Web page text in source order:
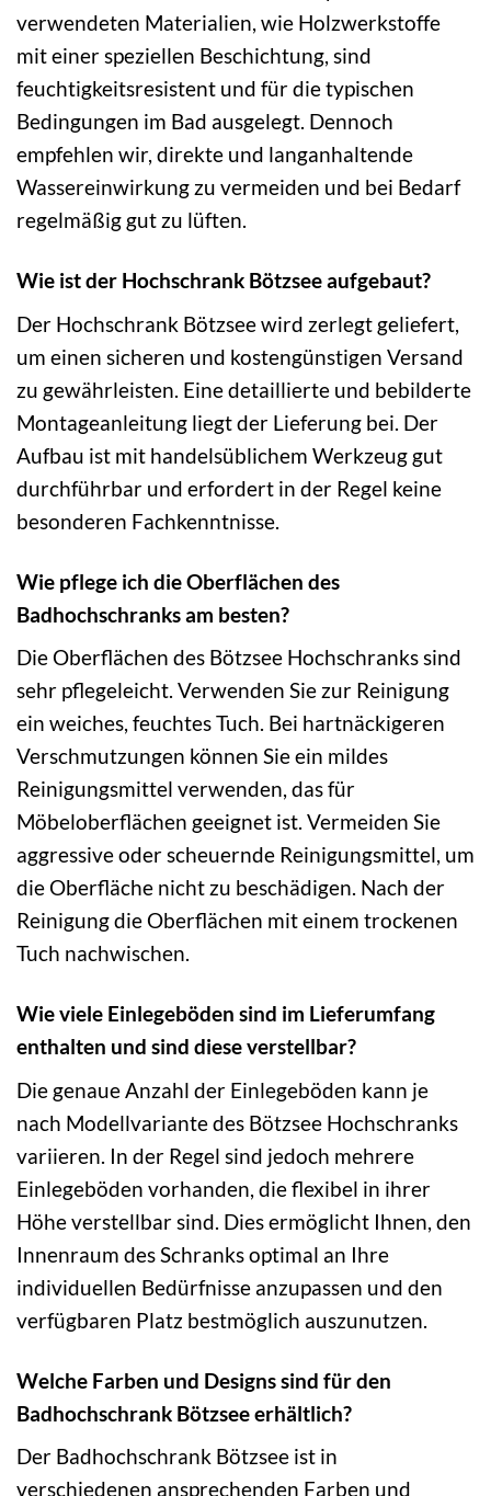
verwendeten Materialien, wie Holzwerkstoffe
mit einer speziellen Beschichtung, sind
feuchtigkeitsresistent und für die typischen
Bedingungen im Bad ausgelegt. Dennoch
empfehlen wir, direkte und langanhaltende
Wassereinwirkung zu vermeiden und bei Bedarf
regelmäßig gut zu lüften.
Wie ist der Hochschrank Bötzsee aufgebaut?
Der Hochschrank Bötzsee wird zerlegt geliefert,
um einen sicheren und kostengünstigen Versand
zu gewährleisten. Eine detaillierte und bebilderte
Montageanleitung liegt der Lieferung bei. Der
Aufbau ist mit handelsüblichem Werkzeug gut
durchführbar und erfordert in der Regel keine
besonderen Fachkenntnisse.
Wie pflege ich die Oberflächen des
Badhochschranks am besten?
Die Oberflächen des Bötzsee Hochschranks sind
sehr pflegeleicht. Verwenden Sie zur Reinigung
ein weiches, feuchtes Tuch. Bei hartnäckigeren
Verschmutzungen können Sie ein mildes
Reinigungsmittel verwenden, das für
Möbeloberflächen geeignet ist. Vermeiden Sie
aggressive oder scheuernde Reinigungsmittel, um
die Oberfläche nicht zu beschädigen. Nach der
Reinigung die Oberflächen mit einem trockenen
Tuch nachwischen.
Wie viele Einlegeböden sind im Lieferumfang
enthalten und sind diese verstellbar?
Die genaue Anzahl der Einlegeböden kann je
nach Modellvariante des Bötzsee Hochschranks
variieren. In der Regel sind jedoch mehrere
Einlegeböden vorhanden, die flexibel in ihrer
Höhe verstellbar sind. Dies ermöglicht Ihnen, den
Innenraum des Schranks optimal an Ihre
individuellen Bedürfnisse anzupassen und den
verfügbaren Platz bestmöglich auszunutzen.
Welche Farben und Designs sind für den
Badhochschrank Bötzsee erhältlich?
Der Badhochschrank Bötzsee ist in
verschiedenen ansprechenden Farben und